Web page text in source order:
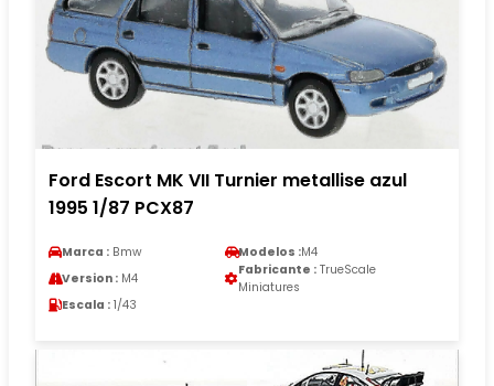
Ford Escort MK VII Turnier metallise azul
1995 1/87 PCX87
Marca : Bmw Modelos :M4
Version : M4
Fabricante : TrueScale
Miniatures
Escala : 1/43